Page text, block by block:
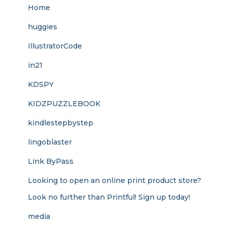
Home
huggies
IllustratorCode
in21
KDSPY
KIDZPUZZLEBOOK
kindlestepbystep
lingoblaster
Link ByPass
Looking to open an online print product store?
Look no further than Printful! Sign up today!
media